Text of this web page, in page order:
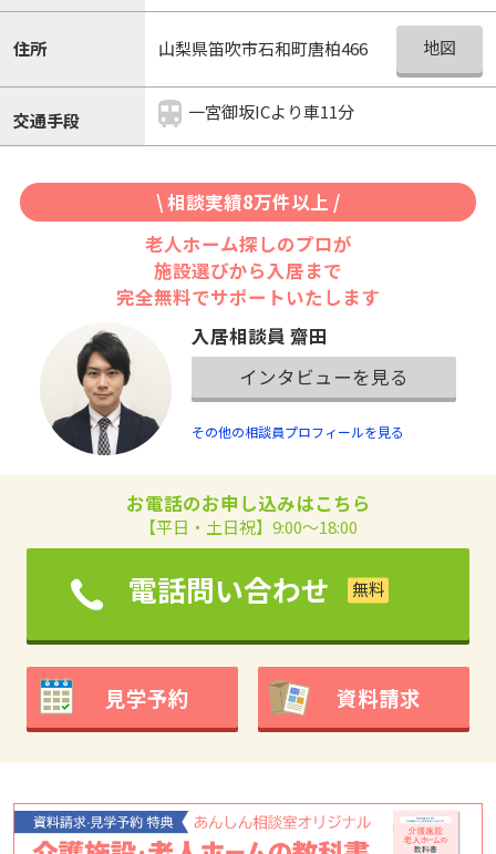
住所 山梨県笛吹市石和町唐柏466 地図
交通手段 一宮御坂ICより車11分
\ 相談実績8万件以上 /
老人ホーム探しのプロが
施設選びから入居まで
完全無料でサポートいたします
入居相談員 齋田
インタビューを見る
その他の相談員プロフィールを見る
お電話のお申し込みはこちら
【平日・土日祝】9:00～18:00
電話問い合わせ
見学予約 資料請求